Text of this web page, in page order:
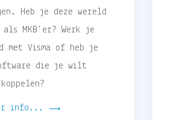
Heb je deze wereld
MKB'er? Werk je
met Visma of heb je
die je wilt
koppelen?
info...